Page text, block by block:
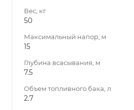
Вес, кг
50
Максимальный напор, м
15
Глубина всасывания, м
7.5
Объем топливного бака, л
2.7